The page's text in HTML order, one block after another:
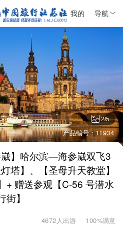
我的 导航
2/5
产品编号：11934
崴】哈尔滨—海参崴双飞3
塔】、【圣母升天教堂】
+ 赠送参观【C-56 号潜水
】
4672人出游 100%满意